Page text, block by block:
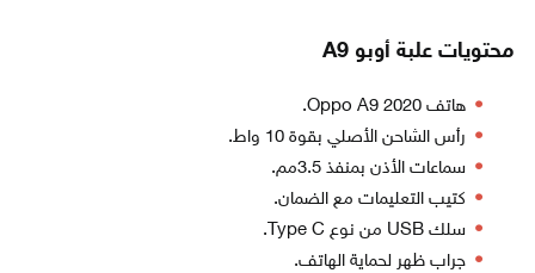
محتويات علبة أوبو A9
هاتف Oppo A9 2020.
رأس الشاحن الأصلي بقوة 10 واط.
سماعات الأذن بمنفذ 3.5مم.
كتيب التعليمات مع الضمان.
سلك USB من نوع Type C.
جراب ظهر لحماية الهاتف.